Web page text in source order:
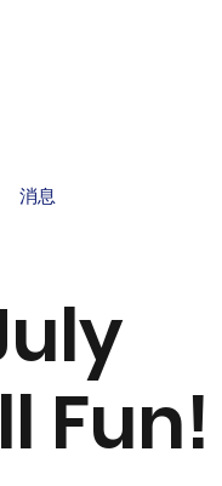
消息
Fun!